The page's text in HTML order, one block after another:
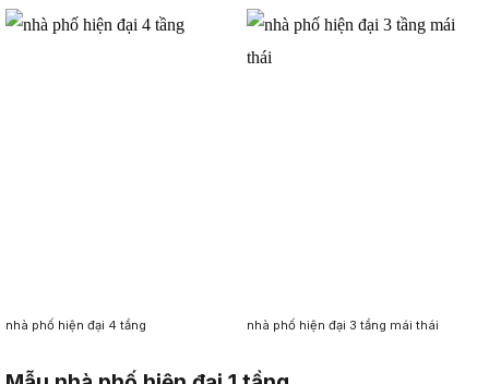
nhà phố hiện đại 4 tầng nhà phố hiện đại 3 tầng mái thái